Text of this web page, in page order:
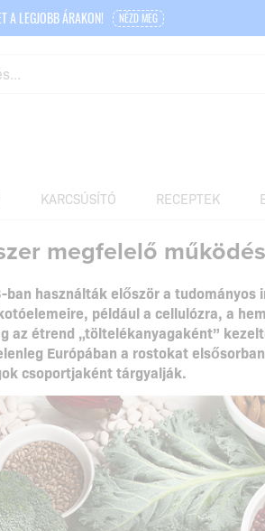
A LEGJOBB ÁRAKON! NÉZD MEG
KARCSÚSÍTÓ RECEPTEK
megfelelő
használták először a
például a cellulózra, a
az étrend „töltelékanyagaként”
Európában a rostokat
csoportjaként tárgyalják.